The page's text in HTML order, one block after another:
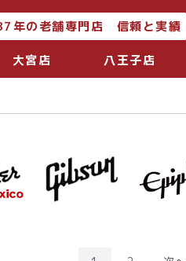
年の老舗専門店 信頼と実績
大宮店 八王子店